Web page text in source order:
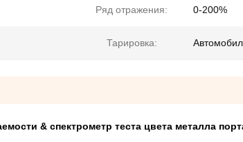
Ряд отражения: 0-200%
Тарировка:
& спектрометр теста цвета металла